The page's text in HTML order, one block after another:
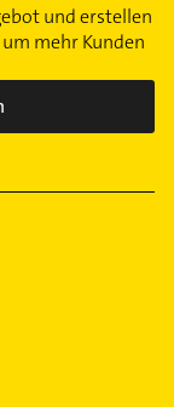
und erstellen
mehr Kunden